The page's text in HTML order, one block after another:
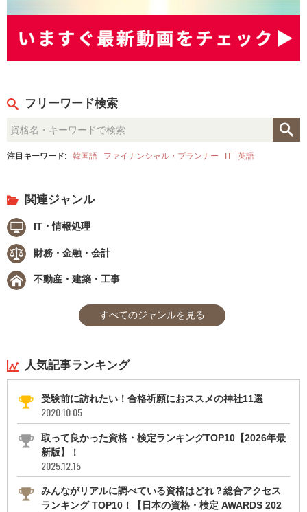
フリーワード検索
注目キーワード: 韓国語 ファイナンシャル・プランナー IT 英語
関連ジャンル
IT・情報処理
財務・金融・会計
不動産・建築・工事
すべてのジャンルを見る
人気記事ランキング
受験前に訪れたい！合格祈願におススメの神社11選
2020.10.05
取って良かった資格・検定ランキングTOP10【2026年最
新版】！
2025.12.15
みんながリアルに調べている資格はどれ？総合アクセス
ランキング TOP10！【日本の資格・検定 AWARDS 202